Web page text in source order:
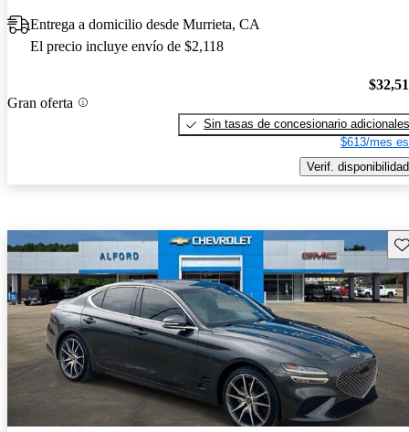
Entrega a domicilio desde Murrieta, CA
El precio incluye envío de $2,118
Gran oferta
Sin tasas de concesionario adicionales
$613/mes
Verif. disponibilidad